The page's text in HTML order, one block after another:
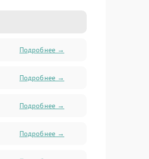
Подробнее →
Подробнее →
Подробнее →
Подробнее →